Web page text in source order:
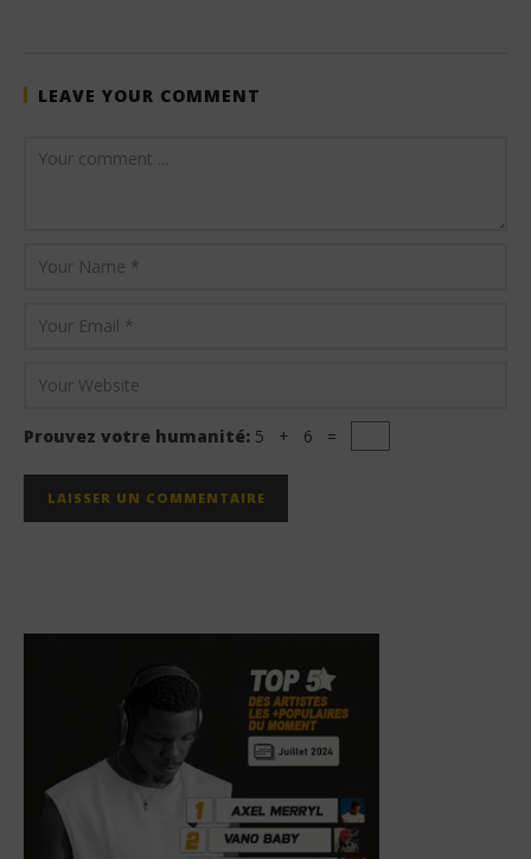
LEAVE YOUR COMMENT
Prouvez votre humanité: 5 + 6 =